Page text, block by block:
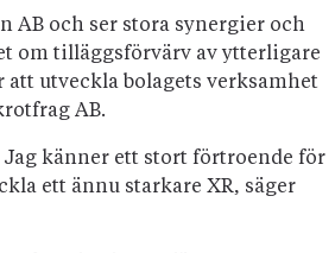
AB och ser stora synergier och
om tilläggsförvärv av ytterligare
utveckla bolagets verksamhet
AB.
känner ett stort förtroende för
ett ännu starkare XR, säger